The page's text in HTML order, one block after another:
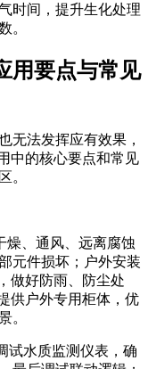
时间，提升生化处理
。
用要点与常见
无法发挥应有效果，
中的核心要点和常见
。
燥、通风、远离腐蚀
元件损坏；户外安装
做好防雨、防尘处
供户外专用柜体，优
。
试水质监测仪表，确